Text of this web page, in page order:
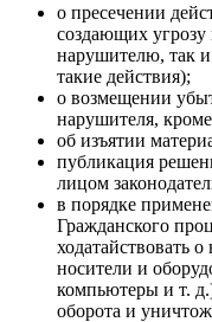
о пресечении
создающих
нарушителю, так
такие действия);
о возмещении
нарушителя,
об изъятии
публикация
лицом
в порядке
Гражданского
ходатайствовать
носители и
компьютеры и т.
оборота и